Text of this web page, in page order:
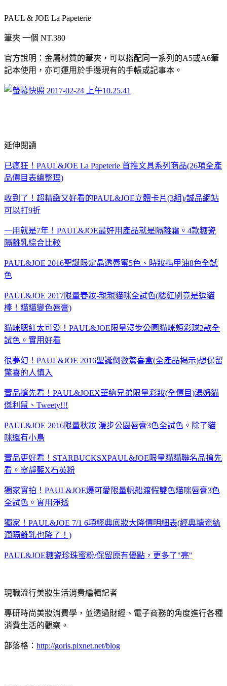
PAUL & JOE La Papeterie
筆夾 一個 NT.380
官方說明：金屬材質的筆夾，可以搭配同一系列的A5或A6筆
記本使用，亦可運用於手邊現有的手帳或記事本。
延伸閱讀
已瘋狂！PAUL&JOE La Papeterie 首推文具系列商品(26項全產
品價目表總整理)
收到了！超精緻又好看的PAUL&JOE立體卡片(3組)/誠品網站
可以打9折
一用就是7年！PAUL&JOE最好用產品就是隔離霜。4款糖瓷
隔離乳綜合比較
PAUL&JOE 2016聖誕限定晶透唇蜜5色、時妝指甲油8色全試
色
PAUL&JOE 2017限量春妝-親親貓咪全試色(腮紅刷竟是逗貓
棒！貓貓變色唇膏)
貓咪腮紅太可愛！PAUL&JOE限量漫步公園貓咪頰彩球2款全
試色。實用好看
很夢幻！PAUL&JOE 2016聖誕倒數驚喜盒(全產品揭示)想保留
驚喜的人慎入
實品搶先看！PAUL&JOEX華納兄弟限量彩妝(全價目)湯姆貓
傑利鼠、Tweety!!!
PAUL&JOE 2016限量秋妝 漫步公園唇膏3色全試色。除了貓
咪還有小鳥
實品更好看！STARBUCKSXPAUL&JOE限量貓貓聯名品搶先
看。寧靜藍X石英粉
獨家實拍！PAUL&JOE爆可愛限量帆船渡假雙色貓咪唇膏3色
全試色。實用淨透
獨家！PAUL&JOE 7/1 6項經典底妝大降價明細表(經典糖瓷絲
潤隔離乳也降了！)
PAUL&JOE糖瓷珍珠蜜粉/保留原有優點，更多了"亮"
現職流行美妝生活消費編輯記者
專研時尚美妝消費學，並透過財經、電子商務的角度進行各種
消費生活的觀察。
部落格： http://goris.pixnet.net/blog